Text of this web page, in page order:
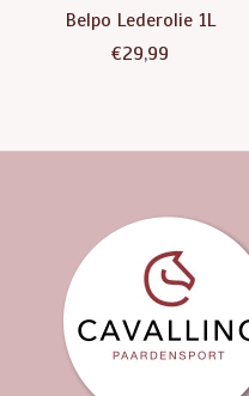
Belpo Lederolie 1L
€29,99